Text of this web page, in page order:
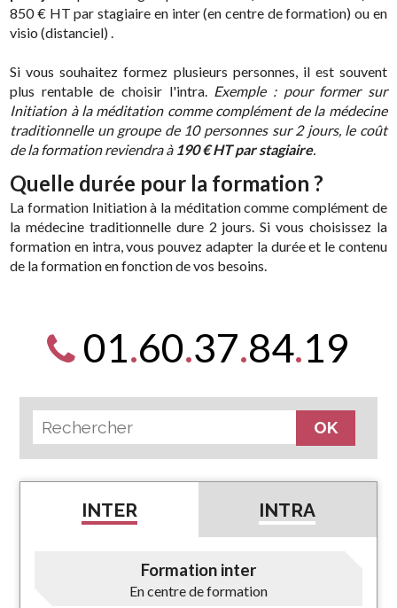
850 € HT par stagiaire en inter (en centre de formation) ou en
visio (distanciel) .
Si vous souhaitez formez plusieurs personnes, il est souvent
plus rentable de choisir l'intra. Exemple : pour former sur
Initiation à la méditation comme complément de la médecine
traditionnelle un groupe de 10 personnes sur 2 jours, le coût
de la formation reviendra à 190 € HT par stagiaire.
Quelle durée pour la formation ?
La formation Initiation à la méditation comme complément de
la médecine traditionnelle dure 2 jours. Si vous choisissez la
formation en intra, vous pouvez adapter la durée et le contenu
de la formation en fonction de vos besoins.
01.60.37.84.19
INTER INTRA
Formation inter
En centre de formation